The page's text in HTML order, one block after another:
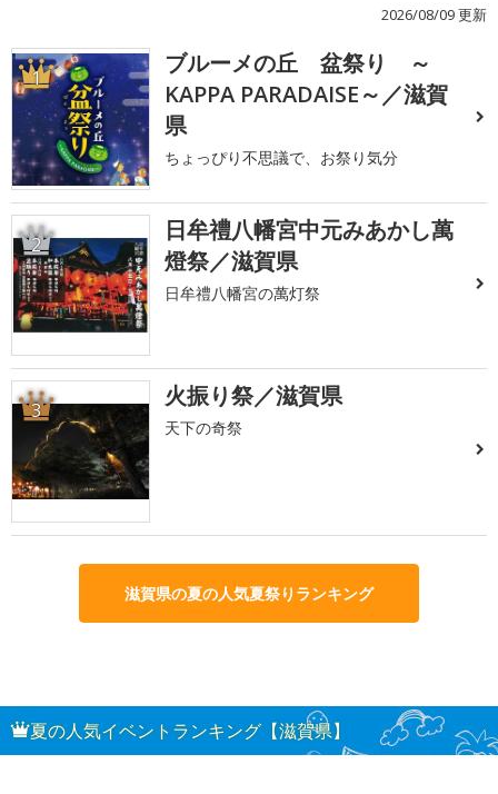
2026/08/09 更新
1
ブルーメの丘 盆祭り ～
KAPPA PARADAISE～／滋賀
県
ちょっぴり不思議で、お祭り気分
2
日牟禮八幡宮中元みあかし萬
燈祭／滋賀県
日牟禮八幡宮の萬灯祭
3 火振り祭／滋賀県
天下の奇祭
滋賀県の夏の人気夏祭りランキング
夏の人気イベントランキング【滋賀県】